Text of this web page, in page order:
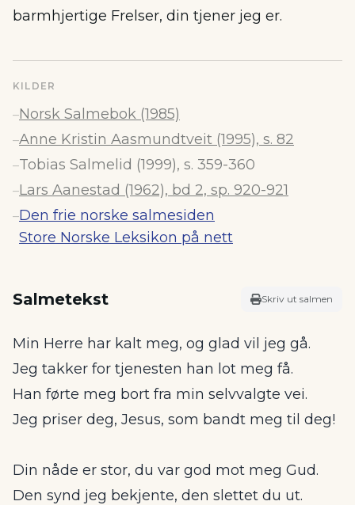
barmhjertige Frelser, din tjener jeg er.
KILDER
–Norsk Salmebok (1985)
–Anne Kristin Aasmundtveit (1995), s. 82
–Tobias Salmelid (1999), s. 359-360
–Lars Aanestad (1962), bd 2, sp. 920-921
–Den frie norske salmesiden
Store Norske Leksikon på nett
Salmetekst Skriv ut salmen
Min Herre har kalt meg, og glad vil jeg gå.
Jeg takker for tjenesten han lot meg få.
Han førte meg bort fra min selvvalgte vei.
Jeg priser deg, Jesus, som bandt meg til deg!
Din nåde er stor, du var god mot meg Gud.
Den synd jeg bekjente, den slettet du ut.